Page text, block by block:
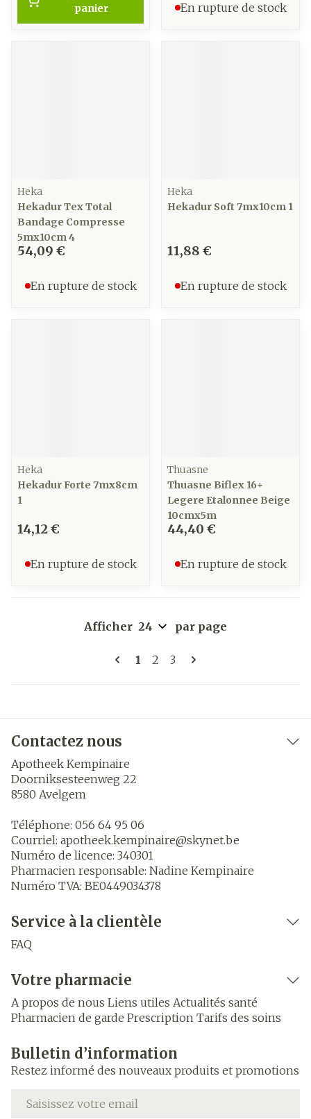
panier
En rupture de stock
Heka
Hekadur Tex Total
Bandage Compresse
5mx10cm 4
54,09 €
En rupture de stock
Heka
Hekadur Soft 7mx10cm 1
11,88 €
En rupture de stock
Heka
Hekadur Forte 7mx8cm
1
14,12 €
En rupture de stock
Thuasne
Thuasne Biflex 16+
Legere Etalonnee Beige
10cmx5m
44,40 €
En rupture de stock
Pages
Vous lisez actuellement la
1 Page
2 Page
3
Afficher par page
Contactez nous
Apotheek Kempinaire
Doorniksesteenweg 22
8580 Avelgem
Téléphone: 056 64 95 06
Courriel: apotheek.kempinaire@skynet.be
Numéro de licence: 340301
Pharmacien responsable: Nadine Kempinaire
Numéro TVA: BE0449034378
Service à la clientèle
FAQ
Votre pharmacie
A propos de nous Liens utiles Actualités santé
Pharmacien de garde Prescription Tarifs des soins
Bulletin d’information
Restez informé des nouveaux produits et promotions
Adresse mail